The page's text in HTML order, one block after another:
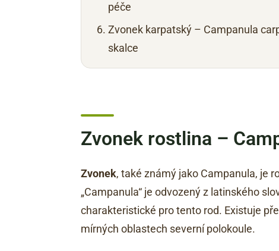
péče
Zvonek karpatský – Campanula
skalce
Zvonek rostlina –
Zvonek, také známý jako Campanula, je
„Campanula“ je odvozený z latinského
charakteristické pro tento rod. Existuje
mírných oblastech severní polokoule.